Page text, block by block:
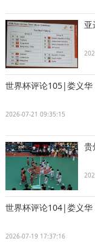
世界杯评论105|娄义华
2026-07-21 09:35:15
贵
世界杯评论104|娄义华
2026-07-19 17:37:16